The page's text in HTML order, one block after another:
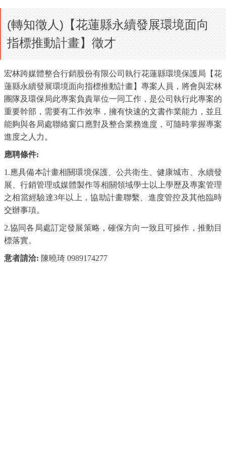
(轉知徵人)【花蓮縣永續發展環境面向
指標推動計畫】徵才
宏林跨媒體整合行銷股份有限公司執行花蓮縣環境保護局【花
蓮縣永續發展環境面向指標推動計畫】專案人員，將會與宏林
團隊及環保局此專案負責單位一同工作，是公司執行此專案的
重要幹部，需要有工作效率，擁有快速的文書作業能力，並且
能夠與各局處聯絡窗口應對及整合業務進度，可隨時掌握專案
進度之人力。
應聘條件:
1.應具備本計畫相關環境保護、公共衛生、健康城市、永續發
展、行銷管理或媒體製作等相關領域學士以上學歷及專案管理
之相當經驗達3年以上，協助計畫聯繫、進度管控及其他臨時
交辦事項。
2.協同各局處訂定發展策略，確保方向一致且可操作，推動目
標落實。
意者請洽: 陳曉琦 0989174277